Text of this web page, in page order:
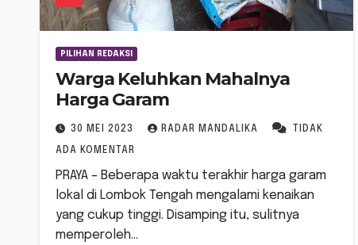
PILIHAN REDAKSI
Warga Keluhkan Mahalnya
Harga Garam
30 MEI 2023 RADAR MANDALIKA TIDAK
ADA KOMENTAR
PRAYA – Beberapa waktu terakhir harga garam
lokal di Lombok Tengah mengalami kenaikan
yang cukup tinggi. Disamping itu, sulitnya
memperoleh…